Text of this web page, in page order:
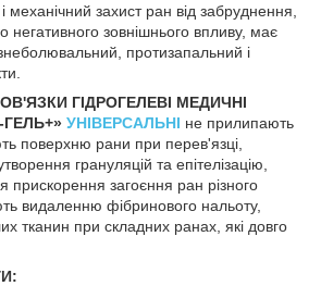
механічний захист ран від забруднення,
негативного зовнішнього впливу, має
протизапальний і
ГІДРОГЕЛЕВІ МЕДИЧНІ
УНІВЕРСАЛЬНІ не прилипають
поверхню рани при перев'язці,
грануляцій та епітелізацію,
загоєння ран різного
видаленню фібринового нальоту,
тканин при складних ранах, які довго